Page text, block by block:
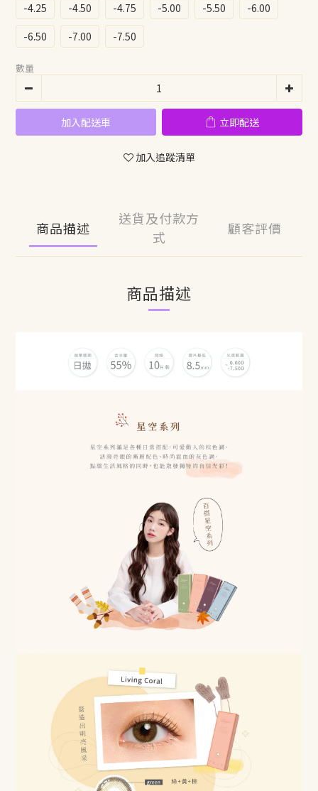
-4.25
-4.50 -4.75 -5.00 -5.50
-6.00
-6.50
-7.00 -7.50
數量
加入配送車 立即配送
加入追蹤清單
商品描述
送貨及付款方
式
顧客評價
商品描述